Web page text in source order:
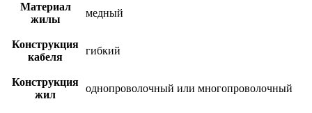
Материал
жилы
медный
Конструкция
кабеля
гибкий
Конструкция
жил
однопроволочный или многопроволочный